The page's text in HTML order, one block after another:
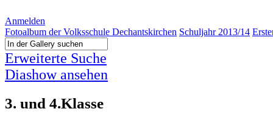
Anmelden
Fotoalbum der Volksschule Dechantskirchen Schuljahr 2013/14
Erweiterte Suche
Diashow ansehen
3. und 4.Klasse